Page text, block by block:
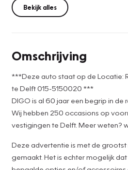
Bekijk alles
Omschrijving
***Deze auto staat op de Locatie:
te Delft 015-5150020 ***
DIGO is al 60 jaar een begrip in de
Wij hebben 250 occasions op
vestigingen te Delft. Meer weten?
Kwaliteit hoeft niet groot te zijn.
een geweldig fijne auto met
Deze advertentie is met de
gemaakt. Het is echter mogelijk